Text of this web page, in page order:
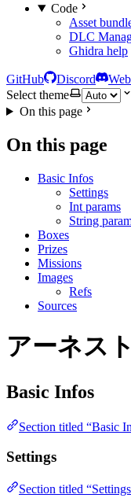
Code
Asset
DLC
Ghidra help
GitHub Discord
Select theme
On this page
On this page
Basic Infos
Settings
Int params
String
Boxes
Prizes
Missions
Images
Refs
Sources
アーネス
Basic Infos
Section titled “Basic
Settings
Section titled